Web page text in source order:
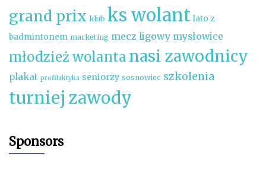
grand prix klub ks wolant lato z
badmintonem marketing mecz ligowy mysłowice
młodzież wolanta nasi zawodnicy
plakat profilaktyka seniorzy sosnowiec szkolenia
turniej zawody
Sponsors